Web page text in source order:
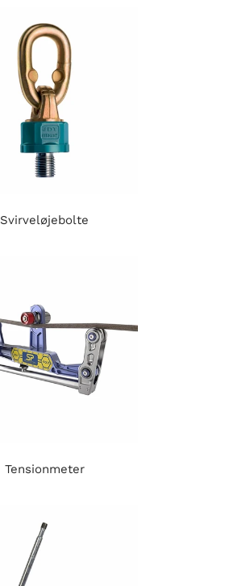
Svirveløjebolte
Tensionmeter